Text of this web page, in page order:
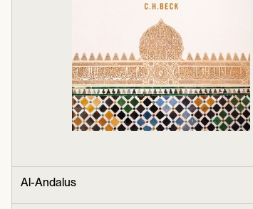
Al-Andalus